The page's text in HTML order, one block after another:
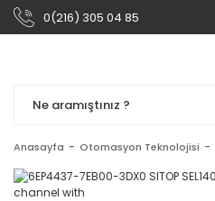
0(216) 305 04 85
Anasayfa Otomasyon Teknolojisi